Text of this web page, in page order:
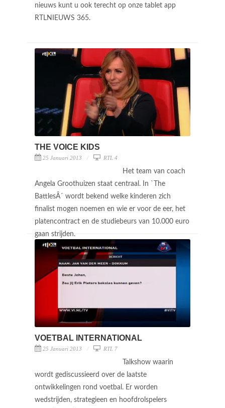
nieuws kunt u ook terecht op onze tablet app
RTLNIEUWS 365.
THE VOICE KIDS
25 Januari 2013 RTL 4
Het team van coach
Angela Groothuizen staat centraal. In `The
BattlesÂ´ wordt bekend welke kinderen zich
finalist mogen noemen en wie er voor de eer, het
platencontract en de studiebeurs van 10.000 euro
gaan strijden.
VOETBAL INTERNATIONAL
25 Januari 2013 RTL 7
Talkshow waarin
wordt gediscussieerd over de laatste
ontwikkelingen rond voetbal. Er worden
wedstrijden, strategieen en hoofdrolspelers